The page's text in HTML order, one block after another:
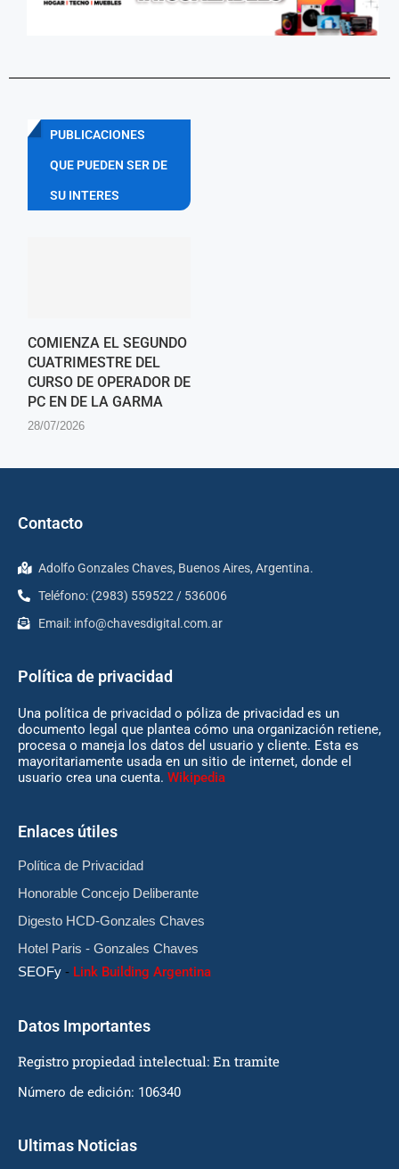
PUBLICACIONES
QUE PUEDEN SER DE
SU INTERES
COMIENZA EL SEGUNDO
CUATRIMESTRE DEL
CURSO DE OPERADOR DE
PC EN DE LA GARMA
28/07/2026
Contacto
Adolfo Gonzales Chaves, Buenos Aires, Argentina.
Teléfono: (2983) 559522 / 536006
Email: info@chavesdigital.com.ar
Política de privacidad
Una política de privacidad o póliza de privacidad es un
documento legal que plantea cómo una organización retiene,
procesa o maneja los datos del usuario y cliente. Esta es
mayoritariamente usada en un sitio de internet, donde el
usuario crea una cuenta. Wikipedia
Enlaces útiles
Política de Privacidad
Honorable Concejo Deliberante
Digesto HCD-Gonzales Chaves
Hotel Paris - Gonzales Chaves
SEOFy - Link Building Argentina
Datos Importantes
Registro propiedad intelectual: En tramite
Número de edición: 106340
Ultimas Noticias